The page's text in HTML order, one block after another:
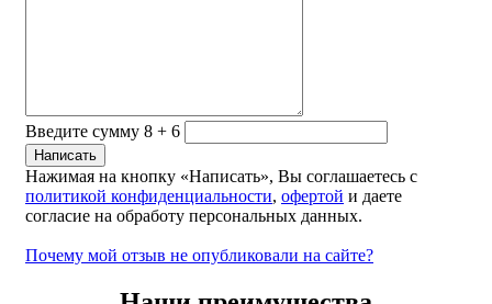
Введите сумму 8 + 6
Нажимая на кнопку «Написать», Вы соглашаетесь с
политикой конфиденциальности, офертой и даете
согласие на обработу персональных данных.
Почему мой отзыв не опубликовали на сайте?